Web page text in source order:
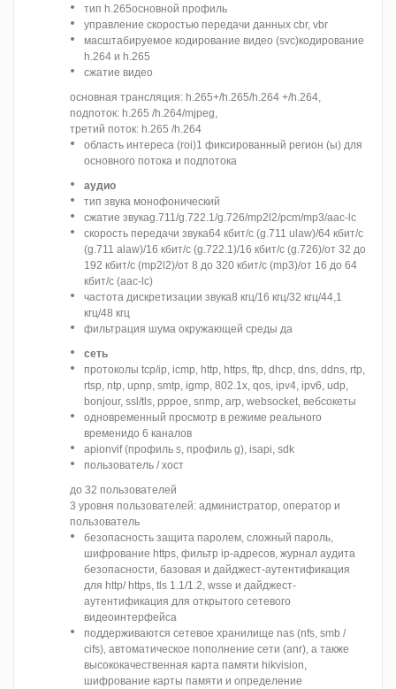
тип h.265основной профиль
управление скоростью передачи данных cbr, vbr
масштабируемое кодирование видео (svc)кодирование
h.264 и h.265
сжатие видео
основная трансляция: h.265+/h.265/h.264 +/h.264,
подпоток: h.265 /h.264/mjpeg,
третий поток: h.265 /h.264
область интереса (roi)1 фиксированный регион (ы) для
основного потока и подпотока
аудио
тип звука монофонический
сжатие звукаg.711/g.722.1/g.726/mp2l2/pcm/mp3/aac-lc
скорость передачи звука64 кбит/с (g.711 ulaw)/64 кбит/с
(g.711 alaw)/16 кбит/с (g.722.1)/16 кбит/с (g.726)/от 32 до
192 кбит/с (mp2l2)/от 8 до 320 кбит/с (mp3)/от 16 до 64
кбит/с (aac-lc)
частота дискретизации звука8 кгц/16 кгц/32 кгц/44,1
кгц/48 кгц
фильтрация шума окружающей среды да
сеть
протоколы tcp/ip, icmp, http, https, ftp, dhcp, dns, ddns, rtp,
rtsp, ntp, upnp, smtp, igmp, 802.1x, qos, ipv4, ipv6, udp,
bonjour, ssl/tls, pppoe, snmp, arp, websocket, вебсокеты
одновременный просмотр в режиме реального
временидо 6 каналов
apionvif (профиль s, профиль g), isapi, sdk
пользователь / хост
до 32 пользователей
3 уровня пользователей: администратор, оператор и
пользователь
безопасность защита паролем, сложный пароль,
шифрование https, фильтр ip-адресов, журнал аудита
безопасности, базовая и дайджест-аутентификация
для http/ https, tls 1.1/1.2, wsse и дайджест-
аутентификация для открытого сетевого
видеоинтерфейса
поддерживаются сетевое хранилище nas (nfs, smb /
cifs), автоматическое пополнение сети (anr), а также
высококачественная карта памяти hikvision,
шифрование карты памяти и определение